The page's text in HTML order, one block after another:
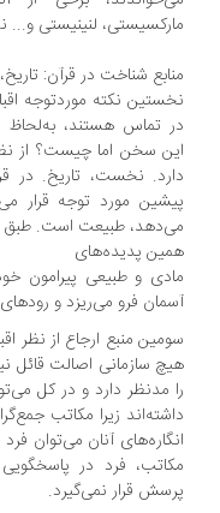
لنینیستی و...
شناخت در قرآن: تاریخ،
نکته موردتوجه اقبال
تماس هستند، به‌لحاظ
سخن اما چیست؟ از نظر
نخست، تاریخ. در قرآن
مورد توجه قرار
طبیعت است. طبق این
پدیده‌های
و طبیعی پیرامون خود
فرو می‌ریزد و رودهای جاری
منبع ارجاع از نظر اقبال،
سازمانی اصالت قائل نیست
مدنظر دارد و در کل می‌توان
زیرا مکاتب
آنان می‌توان فرد را
فرد در پاسخگویی و
قرار نمی‌گیرد.